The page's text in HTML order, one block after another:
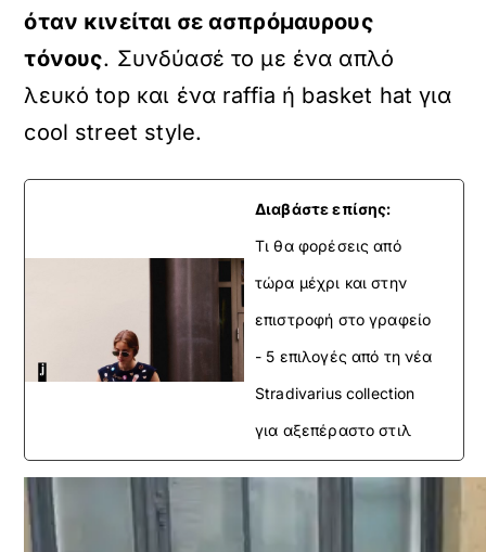
όταν κινείται σε ασπρόμαυρους
τόνους. Συνδύασέ το με ένα απλό
λευκό top και ένα raffia ή basket hat για
cool street style.
Διαβάστε επίσης:
Τι θα φορέσεις από
τώρα μέχρι και στην
επιστροφή στο γραφείο
- 5 επιλογές από τη νέα
Stradivarius collection
για αξεπέραστο στιλ